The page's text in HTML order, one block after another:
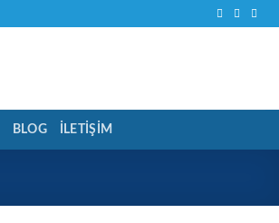
BLOG İLETIŞIM